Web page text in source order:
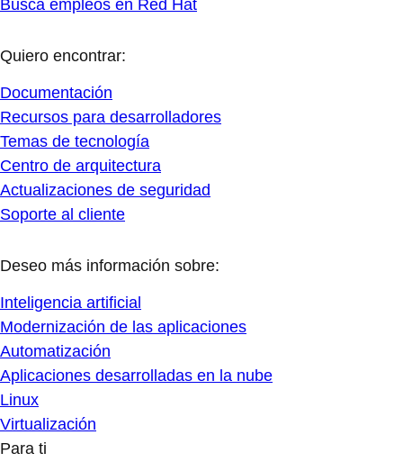
Busca empleos en Red Hat
Quiero encontrar:
Documentación
Recursos para desarrolladores
Temas de tecnología
Centro de arquitectura
Actualizaciones de seguridad
Soporte al cliente
Deseo más información sobre:
Inteligencia artificial
Modernización de las aplicaciones
Automatización
Aplicaciones desarrolladas en la nube
Linux
Virtualización
Para ti